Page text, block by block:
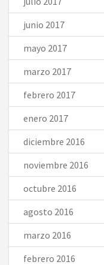
junio 2017
mayo 2017
marzo 2017
febrero 2017
enero 2017
diciembre 2016
noviembre 2016
octubre 2016
agosto 2016
marzo 2016
febrero 2016